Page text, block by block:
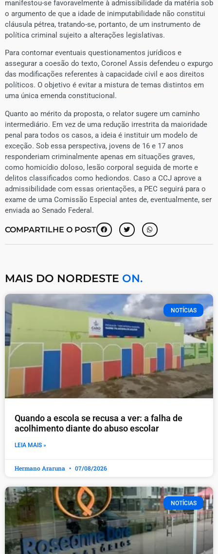
manifestou-se favoravelmente à admissibilidade da matéria sob
o argumento de que a idade de inimputabilidade não constitui
cláusula pétrea, tratando-se, portanto, de um instrumento de
política criminal sujeito a alterações legislativas.
​Para contornar eventuais questionamentos jurídicos e
assegurar a coesão do texto, Coronel Assis defendeu o expurgo
das modificações referentes à capacidade civil e aos direitos
políticos. O objetivo é evitar a mistura de temas distintos em
uma única emenda constitucional.
​Quanto ao mérito da proposta, o relator sugere um caminho
intermediário. Em vez de uma redução irrestrita da maioridade
penal para todos os casos, a ideia é instituir um modelo de
exceção. Sob essa perspectiva, jovens de 16 e 17 anos
responderiam criminalmente apenas em situações graves,
como homicídio doloso, lesão corporal seguida de morte e
delitos classificados como hediondos. Caso a CCJ aprove a
admissibilidade com essas orientações, a PEC seguirá para o
exame de uma Comissão Especial antes de, eventualmente, ser
enviada ao Senado Federal.
COMPARTILHE O POST
MAIS DO NORDESTE ON.
NOTÍCIAS
Quando a escola se recusa a ver: a falha de
acolhimento diante do abuso escolar
LEIA MAIS »
Hermano Araruna 07/08/2026
NOTÍCIAS